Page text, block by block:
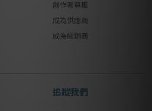
創作者募集
成為供應商
成為經銷商
追蹤我們